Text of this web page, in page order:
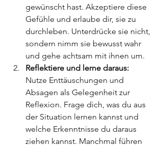
gewünscht hast. Akzeptiere diese
Gefühle und erlaube dir, sie zu
durchleben. Unterdrücke sie nicht,
sondern nimm sie bewusst wahr
und gehe achtsam mit ihnen um.
Reflektiere und lerne daraus:
Nutze Enttäuschungen und
Absagen als Gelegenheit zur
Reflexion. Frage dich, was du aus
der Situation lernen kannst und
welche Erkenntnisse du daraus
ziehen kannst. Manchmal führen